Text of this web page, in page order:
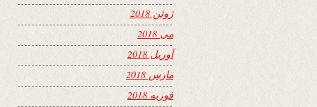
ژوئن 2018
می 2018
آوریل 2018
مارس 2018
فوریه 2018